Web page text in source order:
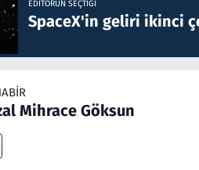
EDITÖRÜN SEÇTIĞI
SpaceX'in geliri ikinci
Mihrace Göksun